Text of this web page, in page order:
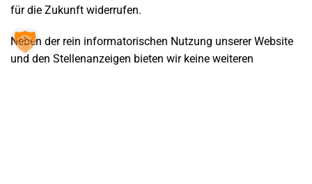
für die Zukunft widerrufen.
Neben der rein informatorischen Nutzung unserer Website
und den Stellenanzeigen bieten wir keine weiteren